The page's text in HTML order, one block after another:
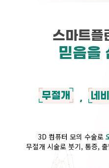
스마트플
믿음을
,
3D 컴퓨터 모의 수술로
무절개 시술로 붓기, 통증,